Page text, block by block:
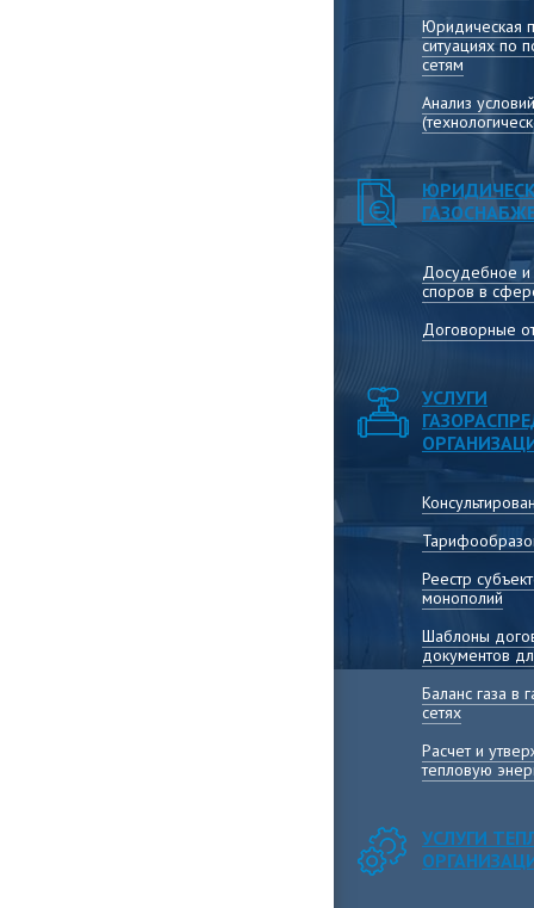
Юридическая
ситуациях по
сетям
Анализ
Досудебное
споров в
Договорные
УСЛУГИ
Реестр
монополий
Шаблоны
документов
Баланс газа в
сетях
Расчет и
тепловую
УСЛУГИ